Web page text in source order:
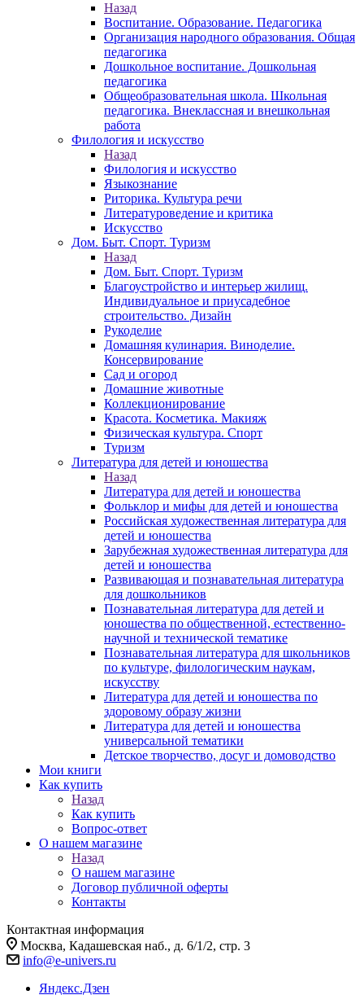
Назад
Воспитание. Образование. Педагогика
Организация народного образования. Общая
педагогика
Дошкольное воспитание. Дошкольная
педагогика
Общеобразовательная школа. Школьная
педагогика. Внеклассная и внешкольная
работа
Филология и искусство
Назад
Филология и искусство
Языкознание
Риторика. Культура речи
Литературоведение и критика
Искусство
Дом. Быт. Спорт. Туризм
Назад
Дом. Быт. Спорт. Туризм
Благоустройство и интерьер жилищ.
Индивидуальное и приусадебное
строительство. Дизайн
Рукоделие
Домашняя кулинария. Виноделие.
Консервирование
Сад и огород
Домашние животные
Коллекционирование
Красота. Косметика. Макияж
Физическая культура. Спорт
Туризм
Литература для детей и юношества
Назад
Литература для детей и юношества
Фольклор и мифы для детей и юношества
Российская художественная литература для
детей и юношества
Зарубежная художественная литература для
детей и юношества
Развивающая и познавательная литература
для дошкольников
Познавательная литература для детей и
юношества по общественной, естественно-
научной и технической тематике
Познавательная литература для школьников
по культуре, филологическим наукам,
искусству
Литература для детей и юношества по
здоровому образу жизни
Литература для детей и юношества
универсальной тематики
Детское творчество, досуг и домоводство
Мои книги
Как купить
Назад
Как купить
Вопрос-ответ
О нашем магазине
Назад
О нашем магазине
Договор публичной оферты
Контакты
Контактная информация
Москва, Кадашевская наб., д. 6/1/2, стр. 3
info@e-univers.ru
Яндекс.Дзен